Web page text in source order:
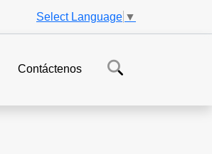
Select Language ▼
Contáctenos